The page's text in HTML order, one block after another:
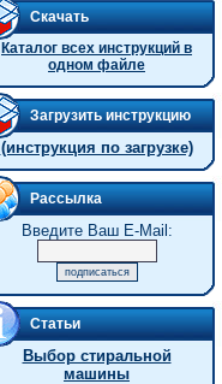
Скачать
Каталог всех инструкций в
одном файле
Загрузить инструкцию
(инструкция по загрузке)
Рассылка
Введите Ваш E-Mail:
Статьи
Выбор стиральной
машины